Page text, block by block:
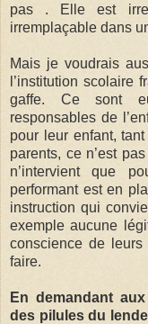
pas . Elle est
irremplaçable dans
Mais je voudrais
l’institution scolaire
gaffe. Ce sont
responsables de
pour leur enfant,
parents, ce n’est
n’intervient que
performant est en
instruction qui
exemple aucune
conscience de
faire.
En demandant
des pilules du